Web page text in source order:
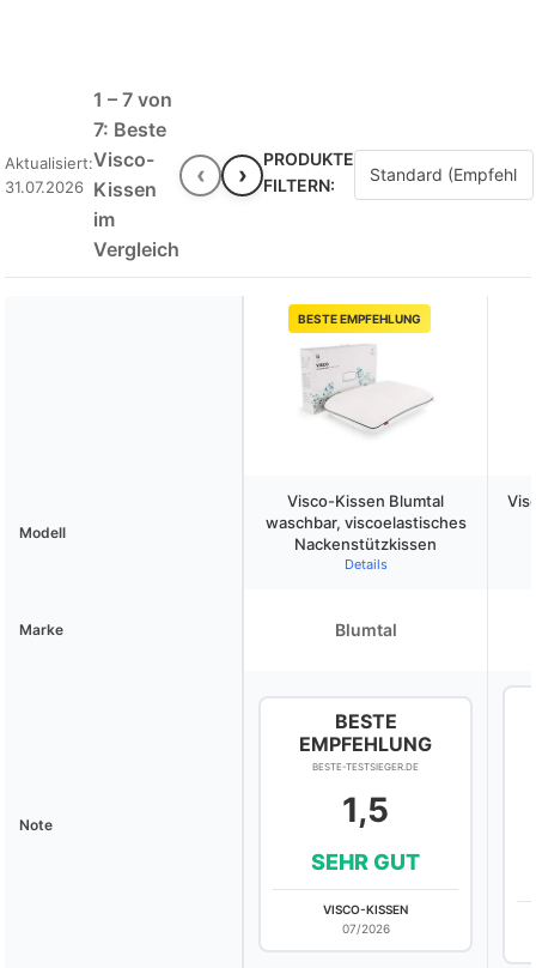
Aktualisiert:
31.07.2026
1 – 7 von
7: Beste
Visco-
Kissen
im
Vergleich
‹ ›
PRODUKTE
FILTERN:
BESTE EMPFEHLUNG
Modell
Visco-Kissen Blumtal
waschbar, viscoelastisches
Nackenstützkissen
Details
Marke Blumtal
Note
BESTE
EMPFEHLUNG
BESTE-TESTSIEGER.DE
1,5
SEHR GUT
VISCO-KISSEN
07/2026